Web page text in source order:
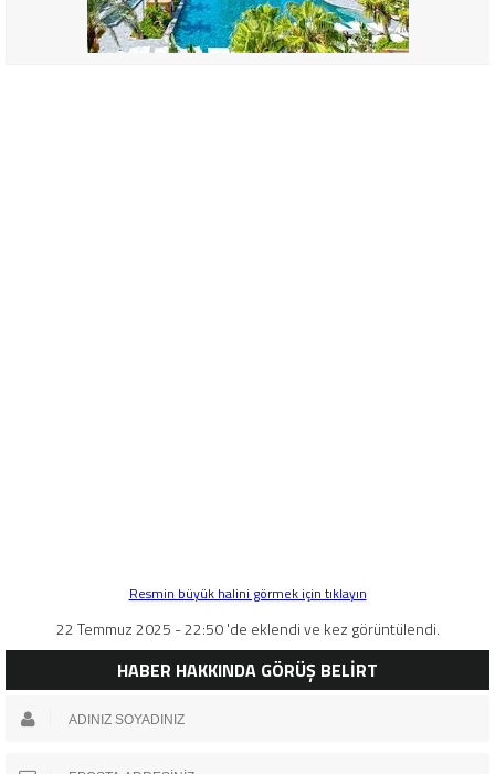
Resmin büyük halini görmek için tıklayın
22 Temmuz 2025 - 22:50 'de eklendi ve kez görüntülendi.
HABER HAKKINDA GÖRÜŞ BELİRT